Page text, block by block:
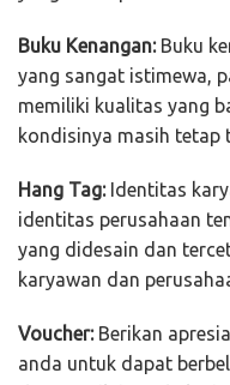
Buku Kenangan:Buku
yang sangat istimewa,
memiliki kualitas yang
kondisinya masih tetap
Hang Tag:Identitas
identitas perusahaan
yang didesain dan
karyawan dan
Voucher:Berikan
anda untuk dapat